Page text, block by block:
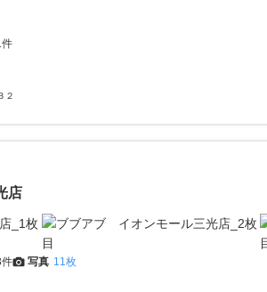
件
２
店
写真 11枚